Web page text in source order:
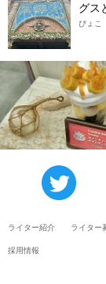
グス
ぴょこ
ライター紹介 ライター
採用情報